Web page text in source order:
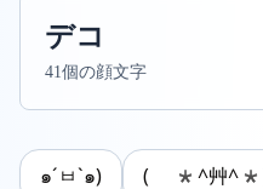
デコ
41個の顔文字
๑´ㅂ`๑) ( *^艸